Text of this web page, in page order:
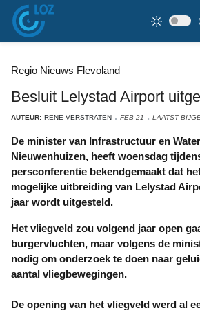
Regio Nieuws Flevoland
Besluit Lelystad Airport
AUTEUR: RENE VERSTRATEN FEB 21 LAATST
De minister van Infrastructuur en Waterstaat, Cora van
Nieuwenhuizen, heeft woensdag
persconferentie bekendgemaakt dat
mogelijke uitbreiding van Lelystad
jaar wordt uitgesteld.
Het vliegveld zou volgend jaar open gaan voor
burgervluchten, maar volgens de
nodig om onderzoek te doen naar
aantal vliegbewegingen.
De opening van het vliegveld werd al